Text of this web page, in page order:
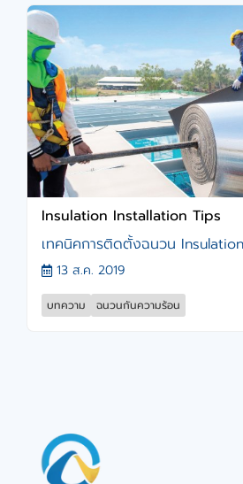
Insulation Installation Tips
เทคนิคการติดตั้งฉนวน
13 ส.ค. 2019
บทความ ฉนวนกันความร้อน